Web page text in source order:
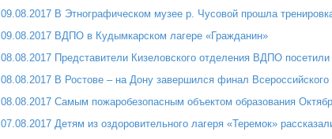
09.08.2017 В Этнографическом музее р. Чусовой прошла
09.08.2017 ВДПО в Кудымкарском лагере «Гражданин»
08.08.2017 Представители Кизеловского отделения ВДПО посетили
08.08.2017 В Ростове – на Дону завершился финал
08.08.2017 Самым пожаробезопасным объектом образования
07.08.2017 Детям из оздоровительного лагеря «Теремок»